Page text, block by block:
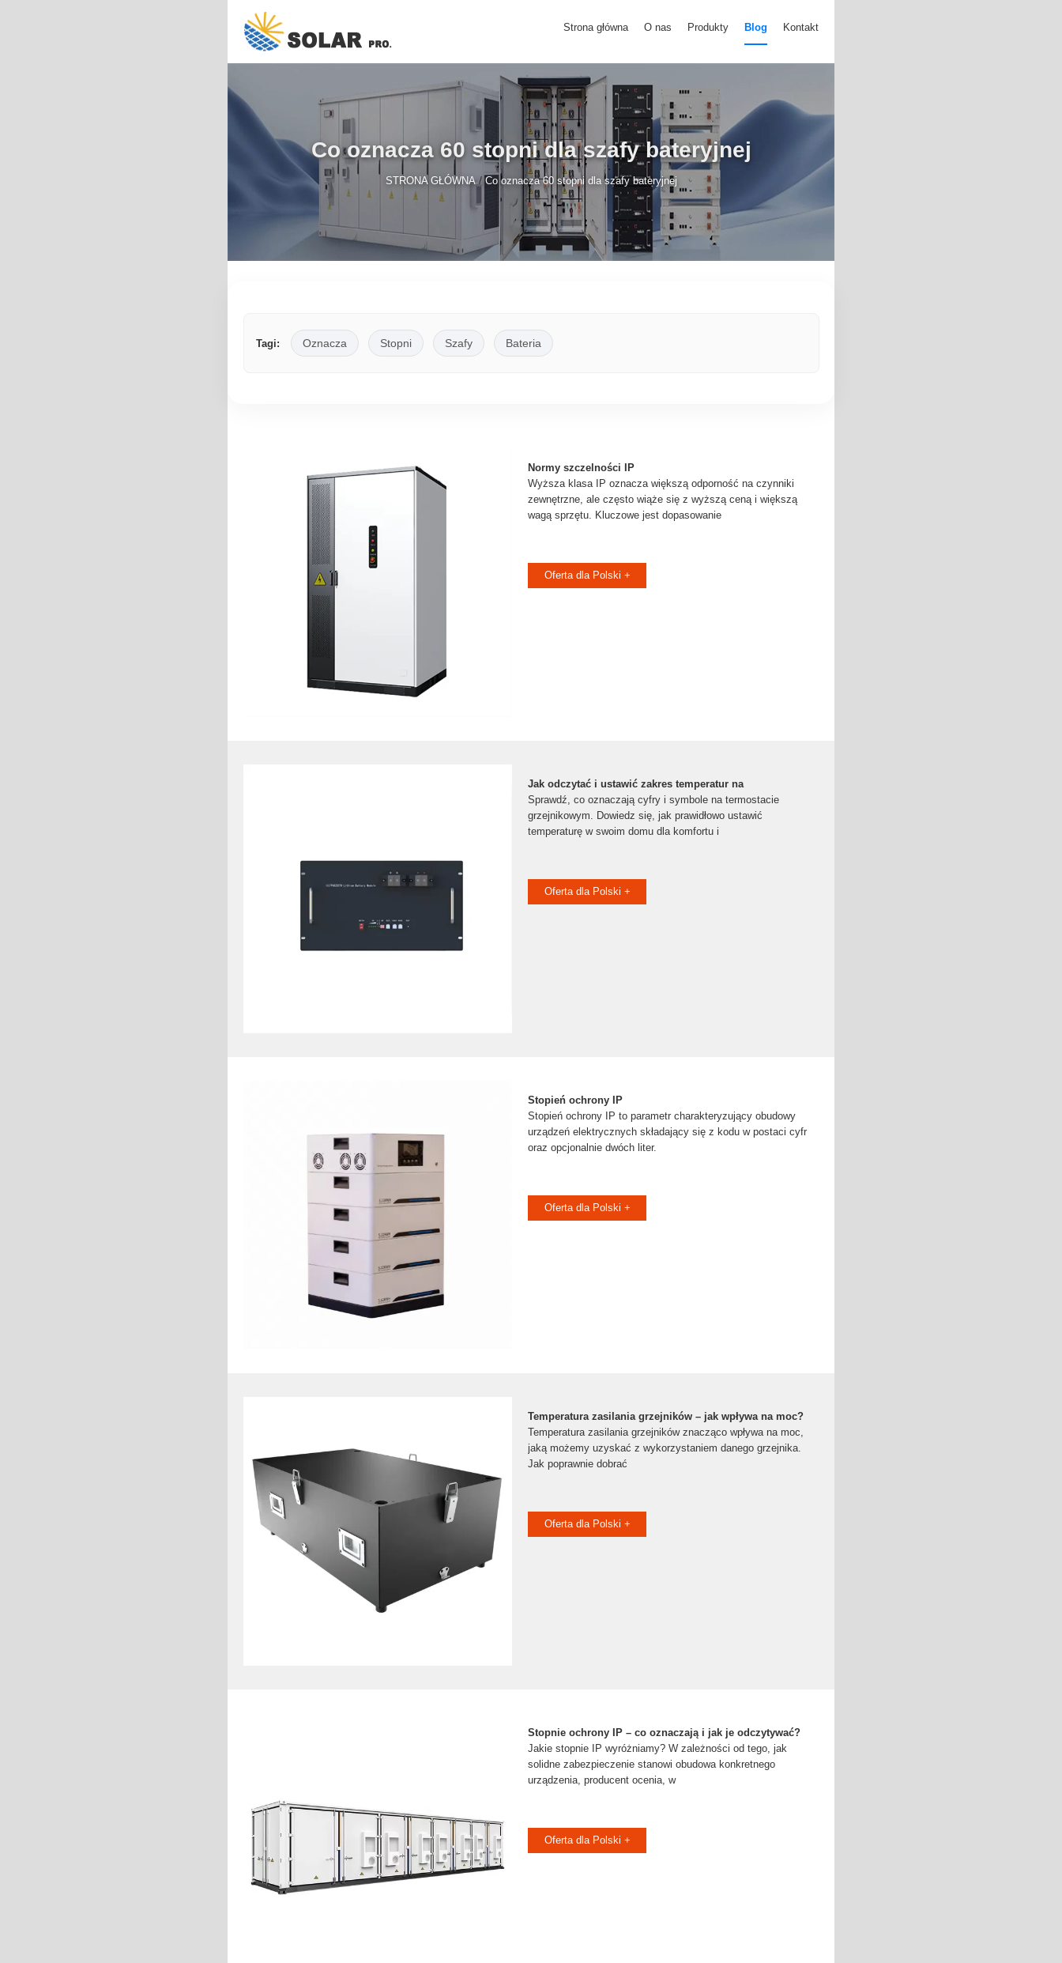
Strona główna O nas Produkty Blog Kontakt
Co oznacza 60 stopni dla szafy bateryjnej
STRONA GŁÓWNA/Co oznacza 60 stopni dla szafy bateryjnej
Tagi: Oznacza Stopni Szafy Bateria
Normy szczelności IP
Wyższa klasa IP oznacza większą odporność na czynniki
zewnętrzne, ale często wiąże się z wyższą ceną i większą
wagą sprzętu. Kluczowe jest dopasowanie
Oferta dla Polski +
Jak odczytać i ustawić zakres temperatur na
Sprawdź, co oznaczają cyfry i symbole na termostacie
grzejnikowym. Dowiedz się, jak prawidłowo ustawić
temperaturę w swoim domu dla komfortu i
Oferta dla Polski +
Stopień ochrony IP
Stopień ochrony IP to parametr charakteryzujący obudowy
urządzeń elektrycznych składający się z kodu w postaci cyfr
oraz opcjonalnie dwóch liter.
Oferta dla Polski +
Temperatura zasilania grzejników – jak wpływa na moc?
Temperatura zasilania grzejników znacząco wpływa na moc,
jaką możemy uzyskać z wykorzystaniem danego grzejnika.
Jak poprawnie dobrać
Oferta dla Polski +
Stopnie ochrony IP – co oznaczają i jak je odczytywać?
Jakie stopnie IP wyróżniamy? W zależności od tego, jak
solidne zabezpieczenie stanowi obudowa konkretnego
urządzenia, producent ocenia, w
Oferta dla Polski +